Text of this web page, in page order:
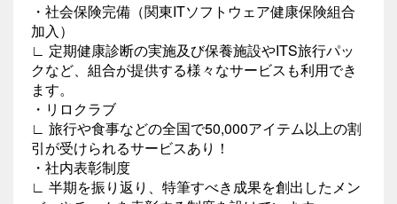
・社会保険完備（関東ITソフトウェア健康保険組合
加入）
∟ 定期健康診断の実施及び保養施設やITS旅行パッ
クなど、組合が提供する様々なサービスも利用でき
ます。
・リロクラブ
∟ 旅行や食事などの全国で50,000アイテム以上の割
引が受けられるサービスあり！
・社内表彰制度
∟ 半期を振り返り、特筆すべき成果を創出したメン